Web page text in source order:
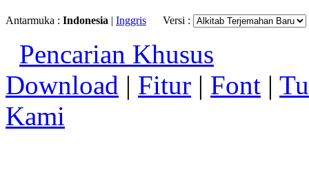
Antarmuka : Indonesia | Inggris Versi :
Pencarian Khusus
Download | Fitur | Font |
Kami